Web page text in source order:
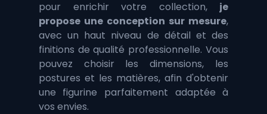
pour enrichir votre collection, je
propose une conception sur mesure,
avec un haut niveau de détail et des
finitions de qualité professionnelle. Vous
pouvez choisir les dimensions, les
postures et les matières, afin d'obtenir
une figurine parfaitement adaptée à
vos envies.